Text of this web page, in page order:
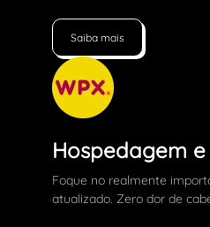
Saiba mais
Hospedagem
Foque no realmente
atualizado. Zero dor de